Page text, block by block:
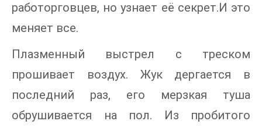
работорговцев, но узнает её секрет.И это
меняет все.
Плазменный выстрел с треском
прошивает воздух. Жук дергается в
последний раз, его мерзкая туша
обрушивается на пол. Из пробитого